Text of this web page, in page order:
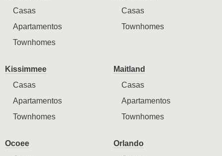
Casas
Apartamentos
Townhomes
Casas
Townhomes
Kissimmee
Casas
Apartamentos
Townhomes
Maitland
Casas
Apartamentos
Townhomes
Ocoee
Orlando